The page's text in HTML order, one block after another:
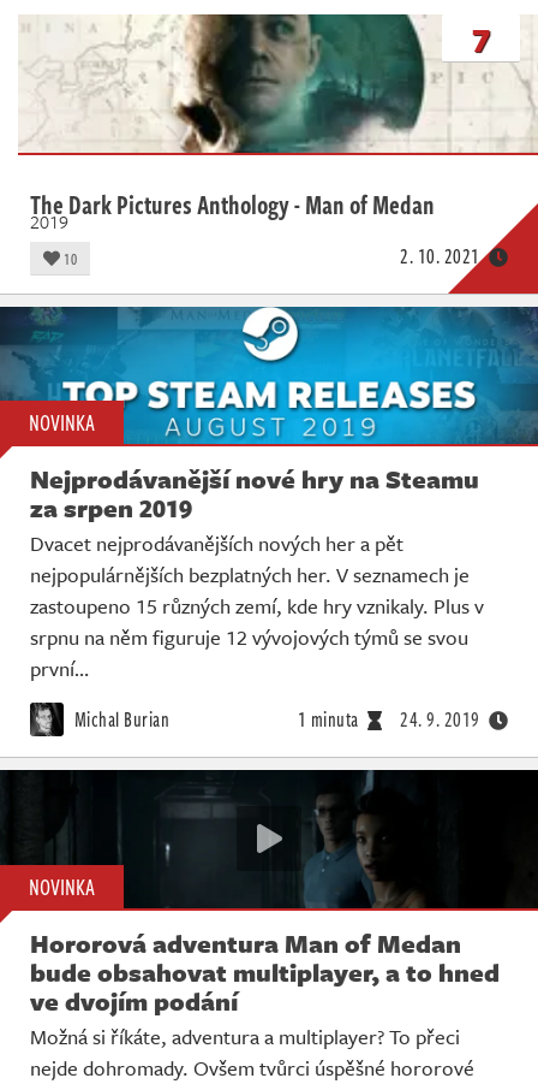
7
The Dark Pictures Anthology - Man of Medan
2019
10 2. 10. 2021
NOVINKA
Nejprodávanější nové hry na Steamu
za srpen 2019
Dvacet nejprodávanějších nových her a pět
nejpopulárnějších bezplatných her. V seznamech je
zastoupeno 15 různých zemí, kde hry vznikaly. Plus v
srpnu na něm figuruje 12 vývojových týmů se svou
první…
Michal Burian 1 minuta 24. 9. 2019
NOVINKA
Hororová adventura Man of Medan
bude obsahovat multiplayer, a to hned
ve dvojím podání
Možná si říkáte, adventura a multiplayer? To přeci
nejde dohromady. Ovšem tvůrci úspěšné hororové